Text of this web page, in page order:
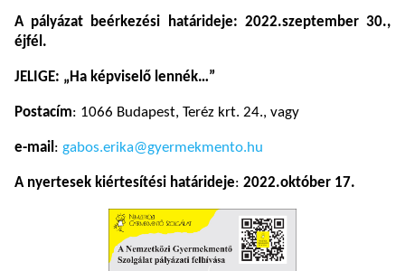
A pályázat beérkezési határideje: 2022.szeptember 30.,
éjfél.
JELIGE: „Ha képviselő lennék…”
Postacím: 1066 Budapest, Teréz krt. 24., vagy
e-mail: gabos.erika@gyermekmento.hu
A nyertesek kiértesítési határideje: 2022.október 17.